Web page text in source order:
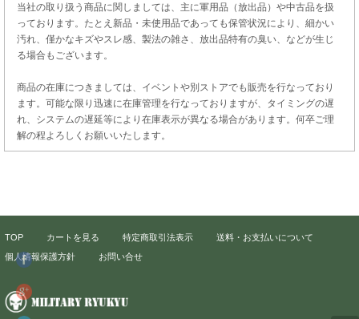
当社の取り扱う商品に関しましては、主に軍用品（放出品）や中古品を扱
っております。たとえ新品・未使用品であっても保管状況により、細かい
汚れ、僅かなキズやスレ感、製法の雑さ、放出品特有の臭い、などが生じ
る場合もございます。
商品の在庫につきましては、イベントや別ストアでも販売を行なっており
ます。可能な限り迅速に在庫管理を行なっておりますが、タイミングの遅
れ、システムの遅延等により在庫表示が異なる場合があります。何卒ご理
解の程よろしくお願いいたします。
TOP カートを見る 特定商取引法表示
送料・お支払いについて
個人情報保護方針
お問い合せ